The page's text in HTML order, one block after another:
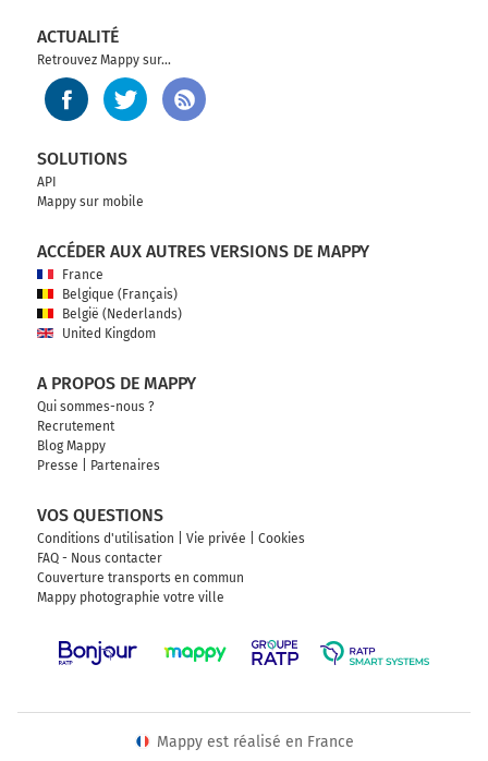
ACTUALITÉ
Retrouvez Mappy sur...
SOLUTIONS
API
Mappy sur mobile
ACCÉDER AUX AUTRES VERSIONS DE MAPPY
France
Belgique (Français)
België (Nederlands)
United Kingdom
A PROPOS DE MAPPY
Qui sommes-nous ?
Recrutement
Blog Mappy
Presse
Partenaires
VOS QUESTIONS
Conditions d'utilisation Vie privée
Cookies
FAQ - Nous contacter
Couverture transports en commun
Mappy photographie votre ville
Mappy est réalisé en France